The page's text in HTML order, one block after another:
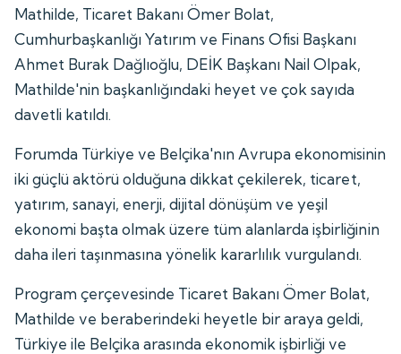
Mathilde, Ticaret Bakanı Ömer Bolat,
Cumhurbaşkanlığı Yatırım ve Finans Ofisi Başkanı
Ahmet Burak Dağlıoğlu, DEİK Başkanı Nail Olpak,
Mathilde'nin başkanlığındaki heyet ve çok sayıda
davetli katıldı.
Forumda Türkiye ve Belçika'nın Avrupa ekonomisinin
iki güçlü aktörü olduğuna dikkat çekilerek, ticaret,
yatırım, sanayi, enerji, dijital dönüşüm ve yeşil
ekonomi başta olmak üzere tüm alanlarda işbirliğinin
daha ileri taşınmasına yönelik kararlılık vurgulandı.
Program çerçevesinde Ticaret Bakanı Ömer Bolat,
Mathilde ve beraberindeki heyetle bir araya geldi,
Türkiye ile Belçika arasında ekonomik işbirliği ve